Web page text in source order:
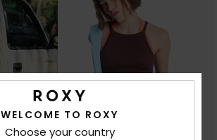
WELCOME TO ROXY
Choose your country